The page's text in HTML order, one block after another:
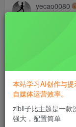
yecao0080
本站学习AI创作与
自媒体运营效率。
zibll子比主题是一款
强大，配置简单